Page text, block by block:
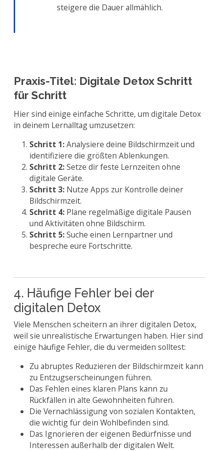
steigere die Dauer allmählich.
Praxis-Titel: Digitale Detox Schritt
für Schritt
Hier sind einige einfache Schritte, um digitale Detox
in deinem Lernalltag umzusetzen:
Schritt 1:Analysiere deine Bildschirmzeit und
identifiziere die größten Ablenkungen.
Schritt 2:Setze dir feste Lernzeiten ohne
digitale Geräte.
Schritt 3: Nutze Apps zur Kontrolle deiner
Bildschirmzeit.
Schritt 4: Plane regelmäßige digitale Pausen
und Aktivitäten ohne Bildschirm.
Schritt 5:Suche einen Lernpartner und
bespreche eure Fortschritte.
4. Häufige Fehler bei der
digitalen Detox
Viele Menschen scheitern an ihrer digitalen Detox,
weil sie unrealistische Erwartungen haben. Hier sind
einige häufige Fehler, die du vermeiden solltest:
Zu abruptes Reduzieren der Bildschirmzeit kann
zu Entzugserscheinungen führen.
Das Fehlen eines klaren Plans kann zu
Rückfällen in alte Gewohnheiten führen.
Die Vernachlässigung von sozialen Kontakten,
die wichtig für dein Wohlbefinden sind.
Das Ignorieren der eigenen Bedürfnisse und
Interessen außerhalb der digitalen Welt.